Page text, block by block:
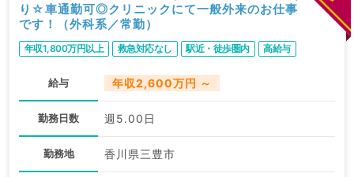
り☆車通勤可◎クリニックにて一般外来のお仕事
です！（外科系／常勤）
年収1,800万円以上 救急対応なし 駅近・徒歩圏内 高給与
給与 年収2,600万円 ～
勤務日数 週5.00日
勤務地 香川県三豊市